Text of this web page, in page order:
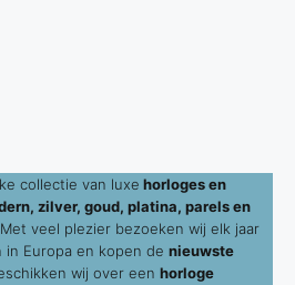
collectie van luxe horloges en
zilver, goud, platina, parels en
. Met veel plezier bezoeken wij elk jaar
Europa en kopen de nieuwste
wij over een horloge